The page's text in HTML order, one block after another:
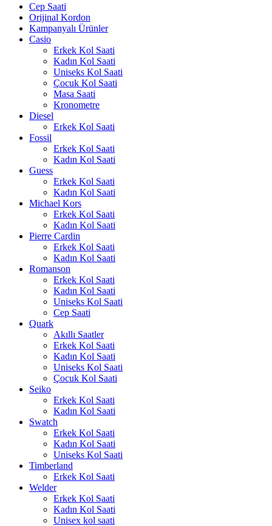
Cep Saati
Orijinal Kordon
Kampanyalı Ürünler
Casio
Erkek Kol Saati
Kadın Kol Saati
Uniseks Kol Saati
Çocuk Kol Saati
Masa Saati
Kronometre
Diesel
Erkek Kol Saati
Fossil
Erkek Kol Saati
Kadın Kol Saati
Guess
Erkek Kol Saati
Kadın Kol Saati
Michael Kors
Erkek Kol Saati
Kadın Kol Saati
Pierre Cardin
Erkek Kol Saati
Kadın Kol Saati
Romanson
Erkek Kol Saati
Kadın Kol Saati
Uniseks Kol Saati
Cep Saati
Quark
Akıllı Saatler
Erkek Kol Saati
Kadın Kol Saati
Uniseks Kol Saati
Çocuk Kol Saati
Seiko
Erkek Kol Saati
Kadın Kol Saati
Swatch
Erkek Kol Saati
Kadın Kol Saati
Uniseks Kol Saati
Timberland
Erkek Kol Saati
Welder
Erkek Kol Saati
Kadın Kol Saati
Unisex kol saati